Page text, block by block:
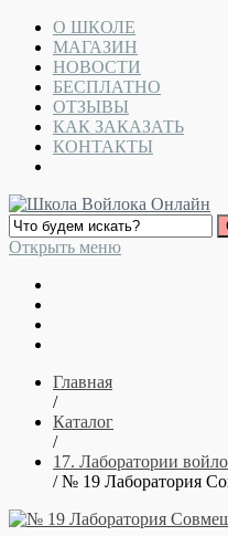
О ШКОЛЕ
МАГАЗИН
НОВОСТИ
БЕСПЛАТНО
ОТЗЫВЫ
КАК ЗАКАЗАТЬ
КОНТАКТЫ
Открыть меню
Главная
/
Каталог
/
17. Лаборатории
/ № 19 Лаборатория